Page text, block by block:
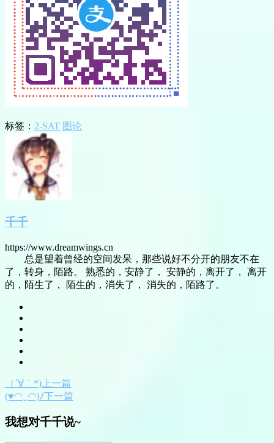
标签： 2-SAT 图论
千千
https://www.dreamwings.cn
总是望着曾经的空间发呆，那些说好不分开的朋友不在
了，转身，陌路。 熟悉的，安静了， 安静的，离开了， 离开
的，陌生了， 陌生的，消失了， 消失的，陌路了。
（´∀｀*)上一篇
(♥◠‿◠)ﾉ下一篇
我想对千千说~